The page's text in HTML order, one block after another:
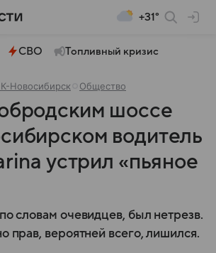
+31°
СВО Топливный кризис
Новосибирск Общество
шоссе
водитель
устрил «пьяное
словам очевидцев, был нетрезв.
прав, вероятней всего, лишился.